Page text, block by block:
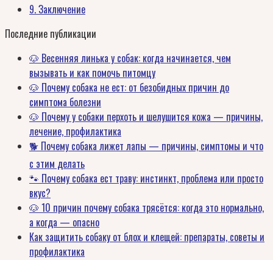
9.Заключение
Последние публикации
🐶 Весенняя линька у собак: когда начинается, чем
вызывать и как помочь питомцу
🐶 Почему собака не ест: от безобидных причин до
симптома болезни
🐶 Почему у собаки перхоть и шелушится кожа — причины,
лечение, профилактика
🐕 Почему собака лижет лапы — причины, симптомы и что
с этим делать
🐾 Почему собака ест траву: инстинкт, проблема или просто
вкус?
🐶 10 причин почему собака трясётся: когда это нормально,
а когда — опасно
Как защитить собаку от блох и клещей: препараты, советы и
профилактика